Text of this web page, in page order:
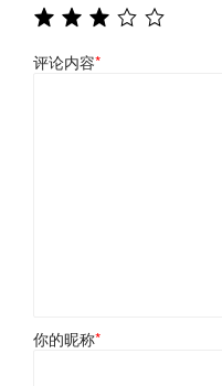
评论内容*
你的昵称*